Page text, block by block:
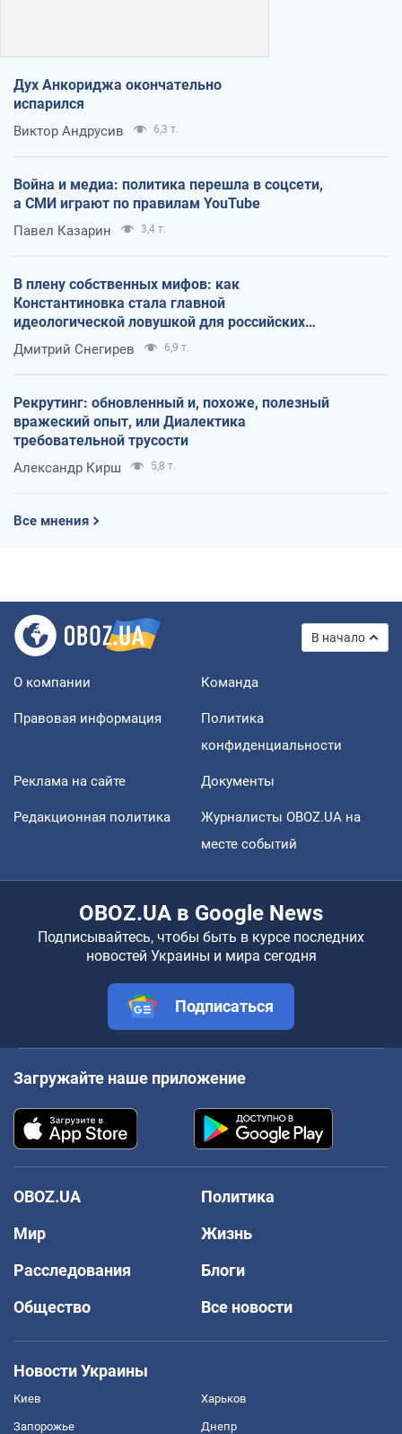
Дух Анкориджа окончательно
испарился
Виктор Андрусив 6,3 т.
Война и медиа: политика перешла в соцсети,
а СМИ играют по правилам YouTube
Павел Казарин 3,4 т.
В плену собственных мифов: как
Константиновка стала главной
идеологической ловушкой для российских
оккупантов
Дмитрий Снегирев 6,9 т.
Рекрутинг: обновленный и, похоже, полезный
вражеский опыт, или Диалектика
требовательной трусости
Александр Кирш 5,8 т.
Все мнения
В начало
О компании Команда
Правовая информация
Политика
конфиденциальности
Реклама на сайте Документы
Редакционная политика
Журналисты OBOZ.UA на
месте событий
OBOZ.UA в Google News
Подписывайтесь, чтобы быть в курсе последних
новостей Украины и мира сегодня
Подписаться
Загружайте наше приложение
OBOZ.UA
Политика
Мир
Жизнь
Расследования
Блоги
Общество
Все новости
Новости Украины
Киев Харьков
Запорожье Днепр